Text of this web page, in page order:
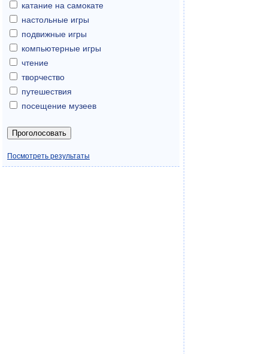
катание на самокате
настольные игры
подвижные игры
компьютерные игры
чтение
творчество
путешествия
посещение музеев
Посмотреть результаты